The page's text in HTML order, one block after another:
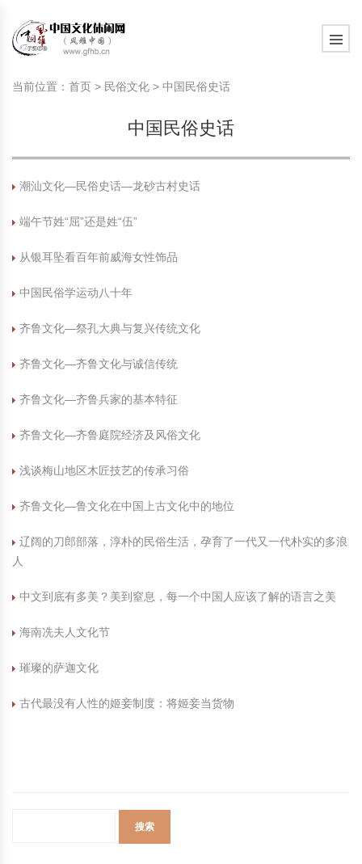
旅游民俗文化动态
中国民俗史话
中华姓氏文化
中国民俗信仰
中国民俗禁忌
中国传统服饰
中华民居
中华文脉
中国古代休闲文化
政策法律法规
国外民俗趣谈
旅游出行知识
中国传统节日
中国生肖文化
中国饮食文化
刺绣
漆器
泥人
绸伞
皮影
木雕
紫砂壶
中国结
提线木偶
剪纸艺术
中国民间故事
中国周易文化
苗族巫蛊文化
国外神秘文化
中国性文化
现代家庭教育知识
教育名家
艺术百科
生活百科
旅游民俗文化动态
中国民俗史话
中华姓氏文化
中国民俗信仰
中国民俗禁忌
中国传统服饰
中华民居
中华文脉
中国古代休闲文化
政策法律法规
国外民俗趣谈
旅游出行知识
中国传统节日
中国生肖文化
中国饮食文化
刺绣
漆器
泥人
绸伞
皮影
木雕
紫砂壶
中国结
提线木偶
剪纸艺术
中国民间故事
中国周易文化
苗族巫蛊文化
国外神秘文化
中国性文化
现代家庭教育知识
教育名家
艺术百科
生活百科
当前位置： 首页 > 民俗文化 > 中国民俗史话
中国民俗史话
潮汕文化—民俗史话—龙砂古村史话
端午节姓“屈”还是姓“伍”
从银耳坠看百年前威海女性饰品
中国民俗学运动八十年
齐鲁文化—祭孔大典与复兴传统文化
齐鲁文化—齐鲁文化与诚信传统
齐鲁文化—齐鲁兵家的基本特征
齐鲁文化—齐鲁庭院经济及风俗文化
浅谈梅山地区木匠技艺的传承习俗
齐鲁文化—鲁文化在中国上古文化中的地位
辽阔的刀郎部落，淳朴的民俗生活，孕育了一代又一代朴实的多浪
人
中文到底有多美？美到窒息，每一个中国人应该了解的语言之美
海南冼夫人文化节
璀璨的萨迦文化
古代最没有人性的姬妾制度：将姬妾当货物